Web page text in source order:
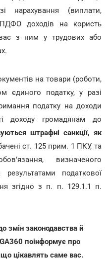
нарахування (виплати,
доходів на користь
з ним у трудових або
на товари (роботи,
єдиного податку, у разі
податку на доходи
доходу громадянам до
штрафні санкції, як
ст. 125 прим. 1 ПКУ, та
визначеного
податкової
згідно з п. п. 129.1.1 п.
змін законодавства й
поінформує про
цікавлять саме вас.